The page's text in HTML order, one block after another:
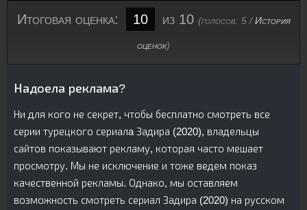
Итоговая оценка: 10 из 10 (голосов: 5/История
оценок)
Надоела реклама?
Ни для кого не секрет, чтобы бесплатно смотреть все
серии турецкого сериалa Задира (2020), владельцы
сайтов показывают рекламу, которая часто мешает
просмотру. Мы не исключение и тоже ведем показ
качественной рекламы. Однако, мы оставляем
возможность смотреть сериал Задира (2020) на русском